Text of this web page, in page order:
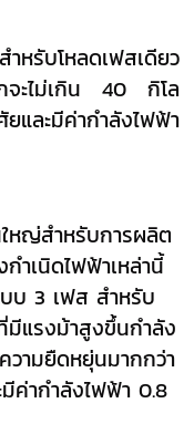
รับโหลดเฟสเดียว
กจะไม่เกิน 40 กิโล
และมีค่ากำลังไฟฟ้า
หญ่สำหรับการผลิต
ำเนิดไฟฟ้าเหล่านี้
บ 3 เฟส สำหรับ
มีแรงม้าสูงขึ้นกำลัง
วามยืดหยุ่นมากกว่า
ค่ากำลังไฟฟ้า 0.8